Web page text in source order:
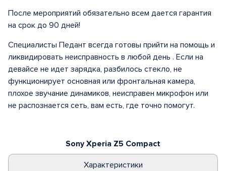
Sony Xperia Z5 Compact
Характеристики
После мероприятий обязательно всем дается гарантия
на срок до 90 дней!
Специалисты Педант всегда готовы прийти на помощь и
ликвидировать неисправность в любой день . Если на
девайсе не идет зарядка, разбилось стекло, не
функционирует основная или фронтальная камера,
плохое звучание динамиков, неисправен микрофон или
не распознается сеть, вам есть, где точно помогут.